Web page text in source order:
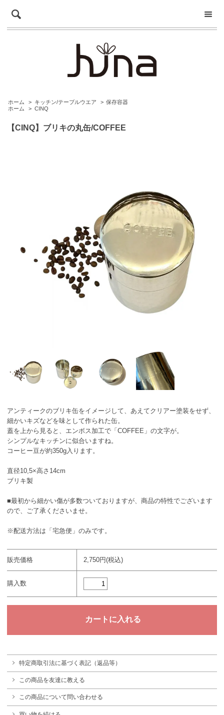
ホーム > キッチン/テーブルウエア > 保存容器
ホーム
> CINQ
【CINQ】ブリキの丸缶/COFFEE
アンティークのブリキ缶をイメージして、あえてクリアー塗装をせず、
細かいキズなどを味として作られた缶。
蓋を上から見ると、エンボス加工で「COFFEE」の文字が。
シンプルなキッチンに似合いますね。
コーヒー豆が約350g入ります。
直径10,5×高さ14cm
ブリキ製
■最初から細かい傷が多数ついておりますが、商品の特性でございます
ので、ご了承くださいませ。
※配送方法は「宅急便」のみです。
販売価格 2,750円(税込)
購入数
特定商取引法に基づく表記（返品等）
この商品を友達に教える
この商品について問い合わせる